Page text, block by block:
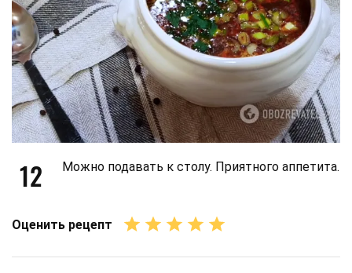
12 Можно подавать к столу. Приятного аппетита.
Оценить рецепт